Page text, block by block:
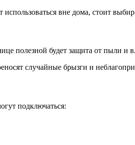
использоваться вне дома, стоит
полезной будет защита от пыли и
случайные брызги и
подключаться: